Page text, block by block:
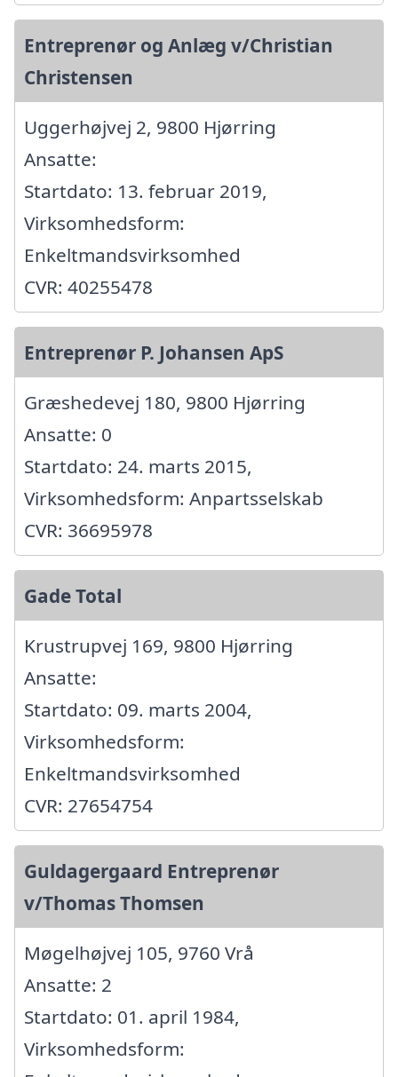
Entreprenør og Anlæg v/Christian
Christensen
Uggerhøjvej 2, 9800 Hjørring
Ansatte:
Startdato: 13. februar 2019,
Virksomhedsform:
Enkeltmandsvirksomhed
CVR: 40255478
Entreprenør P. Johansen ApS
Græshedevej 180, 9800 Hjørring
Ansatte: 0
Startdato: 24. marts 2015,
Virksomhedsform: Anpartsselskab
CVR: 36695978
Gade Total
Krustrupvej 169, 9800 Hjørring
Ansatte:
Startdato: 09. marts 2004,
Virksomhedsform:
Enkeltmandsvirksomhed
CVR: 27654754
Guldagergaard Entreprenør
v/Thomas Thomsen
Møgelhøjvej 105, 9760 Vrå
Ansatte: 2
Startdato: 01. april 1984,
Virksomhedsform: